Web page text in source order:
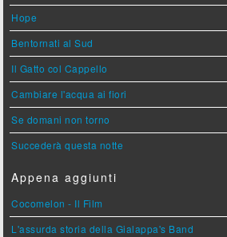
Hope
Bentornati al Sud
Il Gatto col Cappello
Cambiare l'acqua ai fiori
Se domani non torno
Succederà questa notte
Appena aggiunti
Cocomelon - Il Film
L'assurda storia della Gialappa's Band